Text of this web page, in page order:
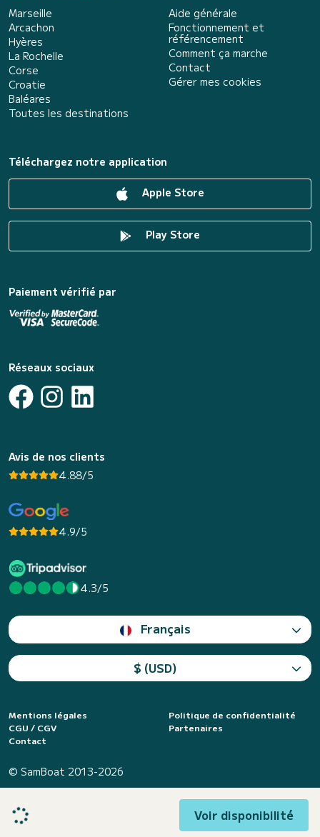
Voir disponibilité
Marseille
Arcachon
Hyères
La Rochelle
Corse
Croatie
Baléares
Toutes les destinations
Aide générale
Fonctionnement et
référencement
Comment ça marche
Contact
Gérer mes cookies
Téléchargez notre application
Apple Store
Play Store
Paiement vérifié par
Réseaux sociaux
Avis de nos clients
4.88/5
4.9/5
4.3/5
Français
$ (USD)
Mentions légales
Politique de confidentialité
CGU / CGV
Partenaires
Contact
© SamBoat 2013-2026